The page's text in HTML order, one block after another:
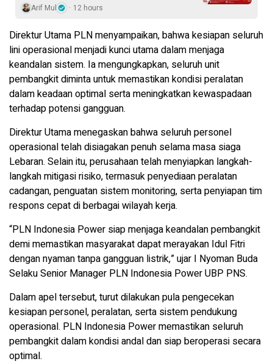
Arif Mul 12 hours
Direktur Utama PLN menyampaikan, bahwa kesiapan seluruh
lini operasional menjadi kunci utama dalam menjaga
keandalan sistem. Ia mengungkapkan, seluruh unit
pembangkit diminta untuk memastikan kondisi peralatan
dalam keadaan optimal serta meningkatkan kewaspadaan
terhadap potensi gangguan.
Direktur Utama menegaskan bahwa seluruh personel
operasional telah disiagakan penuh selama masa siaga
Lebaran. Selain itu, perusahaan telah menyiapkan langkah-
langkah mitigasi risiko, termasuk penyediaan peralatan
cadangan, penguatan sistem monitoring, serta penyiapan tim
respons cepat di berbagai wilayah kerja.
“PLN Indonesia Power siap menjaga keandalan pembangkit
demi memastikan masyarakat dapat merayakan Idul Fitri
dengan nyaman tanpa gangguan listrik,” ujar I Nyoman Buda
Selaku Senior Manager PLN Indonesia Power UBP PNS.
Dalam apel tersebut, turut dilakukan pula pengecekan
kesiapan personel, peralatan, serta sistem pendukung
operasional. PLN Indonesia Power memastikan seluruh
pembangkit dalam kondisi andal dan siap beroperasi secara
optimal.